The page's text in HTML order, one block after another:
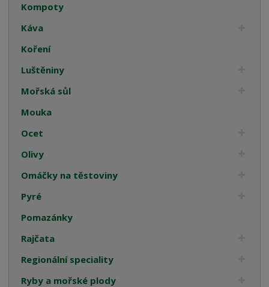
Kompoty
Káva
Koření
Luštěniny
Mořská sůl
Mouka
Ocet
Olivy
Omáčky na těstoviny
Pyré
Pomazánky
Rajčata
Regionální speciality
Ryby a mořské plody